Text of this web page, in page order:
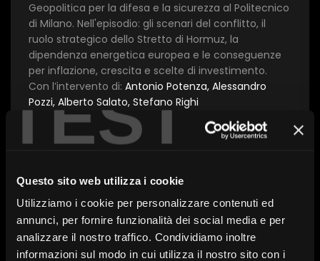
TEST
Questo sito web utilizza i cookie
Utilizziamo i cookie per personalizzare contenuti ed
annunci, per fornire funzionalità dei social media e per
analizzare il nostro traffico. Condividiamo inoltre
informazioni sul modo in cui utilizza il nostro sito con i
Geopolitica per la difesa e la sicurezza al Politecnico
di Milano. Nell'episodio: gli scenari del conflitto, il
ruolo strategico dello Stretto di Hormuz, la
dipendenza energetica europea e le conseguenze
per inflazione, crescita e scelte di investimento.
Con l’intervento di: Antonio Potenza, Alessandro
Pozzi, Alberto Salato, Stefano Righi
A cura di:
FocusRisparmio, L'Economia del Corriere
della Sera
In collaborazione con:Neuberger Berman
Serie: Risparmio e Altre Storie
Tema:Asset management
Invia